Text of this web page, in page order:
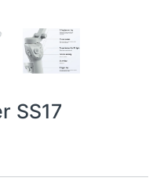
SS17